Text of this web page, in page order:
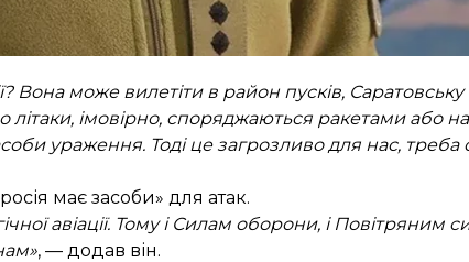
або запустити нові хвилі балістичних ракет
безпосередньо на фронті (її робота не
Вона може вилетіти в район пусків, Саратовську
імовірно, споряджаються ракетами або
ураження. Тоді це загрозливо для нас, треба
має засоби» для атак.
авіації. Тому і Силам оборони, і Повітряним
, — додав він.